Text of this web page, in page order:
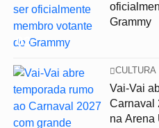
02
Grammy
CULTURA
Vai-Vai
Carnaval
na Arena